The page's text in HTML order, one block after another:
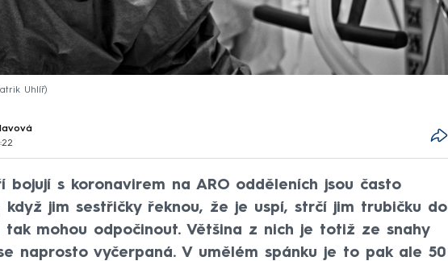
Uhlíř
bojují s koronavirem na ARO odděleních jsou často
když jim sestřičky řeknou, že je uspí, strčí jim trubičku do
tak mohou odpočinout. Většina z nich je totiž ze snahy
naprosto vyčerpaná. V umělém spánku je to pak ale 50